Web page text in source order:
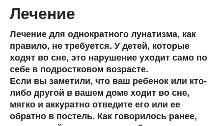
Лечение
Лечение для однократного лунатизма, как
правило, не требуется. У детей, которые
ходят во сне, это нарушение уходит само по
себе в подростковом возрасте.
Если вы заметили, что ваш ребенок или кто-
либо другой в вашем доме ходит во сне,
мягко и аккуратно отведите его или ее
обратно в постель. Как говорилось ранее,